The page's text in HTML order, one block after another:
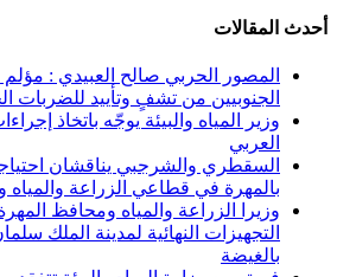
أحدث المقالات
المصور الحربي صالح العبيدي :
الجنوبيين من تشفٍ وتأييد للضربات
وزير المياه والبيئة يوجّه باتخاذ
العربي
السقطري والشرجبي يناقشان
بالمهرة في قطاعي الزراعة والمياه
وزيرا الزراعة والمياه ومحافظ
التجهيزات النهائية لمدينة الملك
بالغيضة